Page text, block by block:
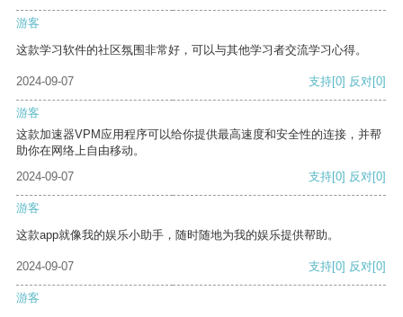
游客
这款学习软件的社区氛围非常好，可以与其他学习者交流学习心得。
2024-09-07 支持[0] 反对[0]
游客
这款加速器VPM应用程序可以给你提供最高速度和安全性的连接，并帮
助你在网络上自由移动。
2024-09-07
支持[0] 反对[0]
游客
这款app就像我的娱乐小助手，随时随地为我的娱乐提供帮助。
2024-09-07 支持[0] 反对[0]
游客